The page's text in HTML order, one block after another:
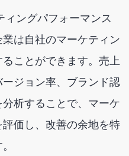
ィングパフォーマンス
は自社のマーケティン
ことができます。売上
ジョン率、ブランド認
析することで、マーケ
価し、改善の余地を特